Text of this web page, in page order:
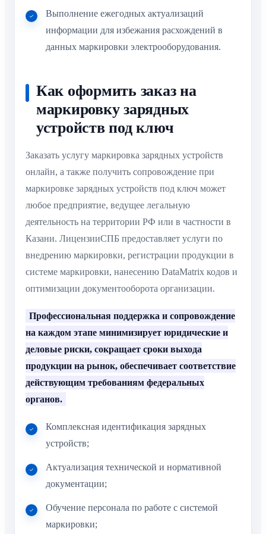
Выполнение ежегодных актуализаций
информации для избежания расхождений в
данных маркировки электрооборудования.
Как оформить заказ на
маркировку зарядных
устройств под ключ
Заказать услугу маркировка зарядных устройств
онлайн, а также получить сопровождение при
маркировке зарядных устройств под ключ может
любое предприятие, ведущее легальную
деятельность на территории РФ или в частности в
Казани. ЛицензииСПБ предоставляет услуги по
внедрению маркировки, регистрации продукции в
системе маркировки, нанесению DataMatrix кодов и
оптимизации документооборота организации.
Профессиональная поддержка и сопровождение
на каждом этапе минимизирует юридические и
деловые риски, сокращает сроки выхода
продукции на рынок, обеспечивает соответствие
действующим требованиям федеральных
органов.
Комплексная идентификация зарядных
устройств;
Актуализация технической и нормативной
документации;
Обучение персонала по работе с системой
маркировки;